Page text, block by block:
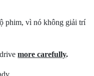
phim, vì nó không giải trí
drivemore carefully.